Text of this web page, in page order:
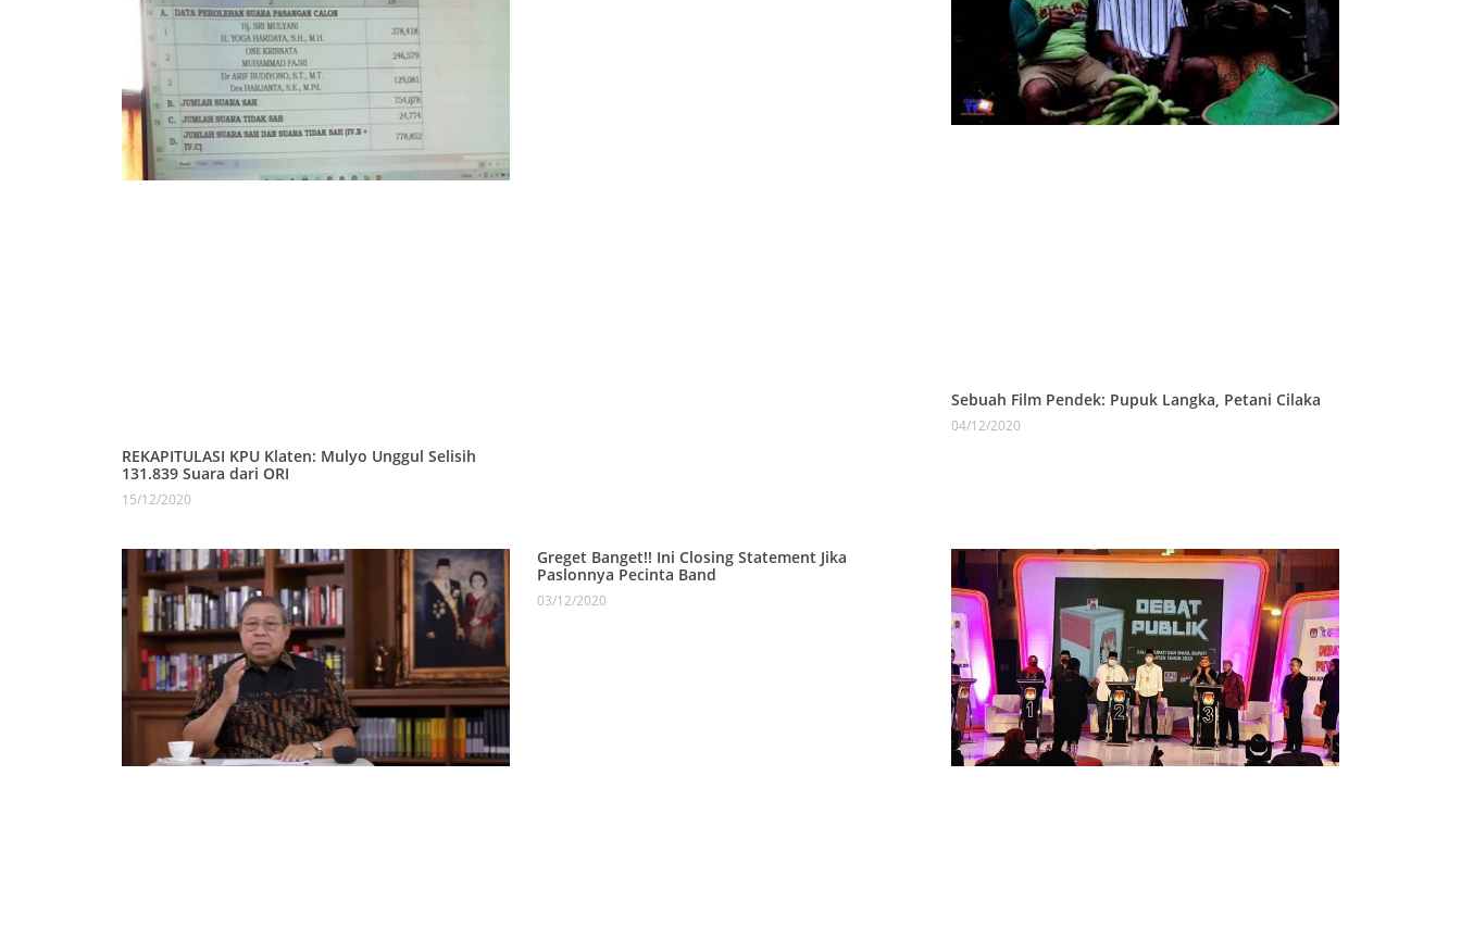
REKAPITULASI KPU Klaten: Mulyo Unggul Selisih
131.839 Suara dari ORI
15/12/2020
Sebuah Film Pendek: Pupuk Langka, Petani Cilaka
04/12/2020
Greget Banget!! Ini Closing Statement Jika
Paslonnya Pecinta Band
03/12/2020